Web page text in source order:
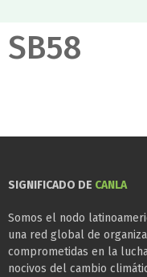
SB58
SIGNIFICADO DE CANLA
Somos el nodo
una red global de
comprometidas en la
nocivos del cambio